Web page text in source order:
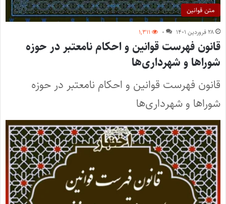
متن قوانین
۲۸ فروردین ۱۴۰۱ ۰ ۱,۳۱۱
قانون فهرست قوانین و احکام نامعتبر در حوزه
شوراها و شهرداری‌ها
قانون فهرست قوانين و احکام نامعتبر در حوزه
شوراها و شهرداری‌ها